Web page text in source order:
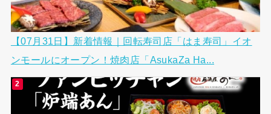
【07月31日】新着情報｜回転寿司店「はま寿司」イオ
ンモールにオープン！焼肉店「AsukaZa Ha...